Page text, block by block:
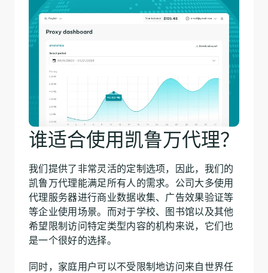
谁适合使用凯鲁万代理？
我们提供了非常灵活的定制选项，因此，我们的
凯鲁万代理能满足所有人的需求。公司大多使用
代理服务器进行商业数据收集、广告效果验证等
等企业使用场景。而对于学校、图书馆以及其他
希望限制访问特定类型内容的机构来说，它们也
是一个很好的选择。
同时，家庭用户可以不受限制地访问来自世界任